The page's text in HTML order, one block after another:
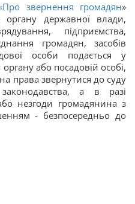
Про звернення громадян»
державної влади,
підприємства,
громадян, засобів
особи подається у
або посадовій особі,
права звернутися до суду
а в разі
незгоди громадянина з
- безпосередньо до